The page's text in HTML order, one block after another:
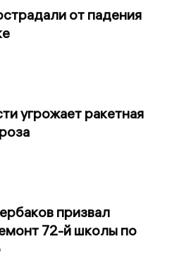
от падения
угрожает ракетная
призвал
72-й школы по